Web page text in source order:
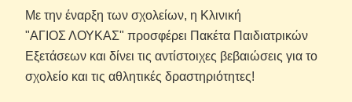
Με την έναρξη των σχολείων, η Κλινική
"ΑΓΙΟΣ ΛΟΥΚΑΣ" προσφέρει Πακέτα Παιδιατρικών
Εξετάσεων και δίνει τις αντίστοιχες βεβαιώσεις για το
σχολείο και τις αθλητικές δραστηριότητες!